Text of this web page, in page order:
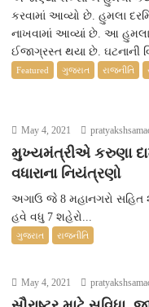
કરવામાં આવ્યો છે. હુમલા
નાખવામાં આવ્યાં છે. આ
ઈજાગ્રસ્ત થયા છે. ઘટનાની
Featured ગુજરાત રાજનીતિ
May 4, 2021
મુખ્યમંત્રીએ કરુણા
વધારાના નિયંત્રણો
અગાઉ જે 8 મહાનગરો સહિત
હવે વધુ 7 શહેરો...
ગુજરાત રાજનીતિ
May 4, 2021